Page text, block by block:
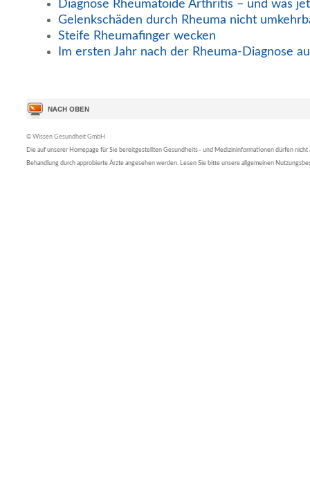
Diagnose Rheumatoide Arthritis – und was
Gelenkschäden durch Rheuma nicht
Steife Rheumafinger wecken
Im ersten Jahr nach der Rheuma-Diagnose
© Wissen Gesundheit GmbH
Die auf unserer Homepage für Sie bereitgestellten Gesundheits– und Medizininformationen dürfen nicht
Behandlung durch approbierte Ärzte angesehen werden. Lesen Sie bitte unsere allgemeinen